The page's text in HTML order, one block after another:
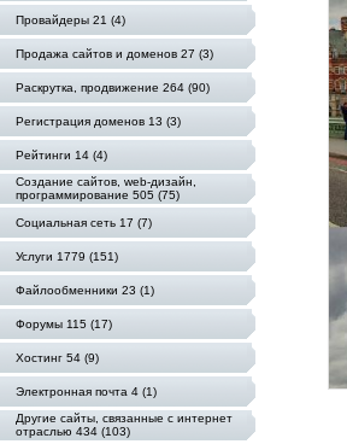
Провайдеры 21 (4)
Продажа сайтов и доменов 27 (3)
Раскрутка, продвижение 264 (90)
Регистрация доменов 13 (3)
Рейтинги 14 (4)
Создание сайтов, web-дизайн,
программирование 505 (75)
Социальная сеть 17 (7)
Услуги 1779 (151)
Файлообменники 23 (1)
Форумы 115 (17)
Хостинг 54 (9)
Электронная почта 4 (1)
Другие сайты, связанные с интернет
отраслью 434 (103)